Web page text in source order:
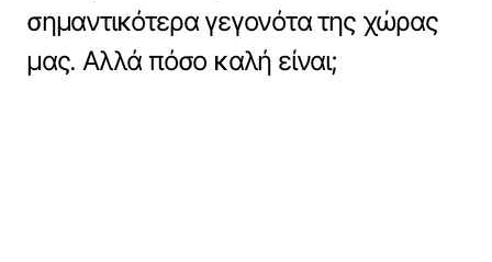
σημαντικότερα γεγονότα της χώρας
μας. Αλλά πόσο καλή είναι;